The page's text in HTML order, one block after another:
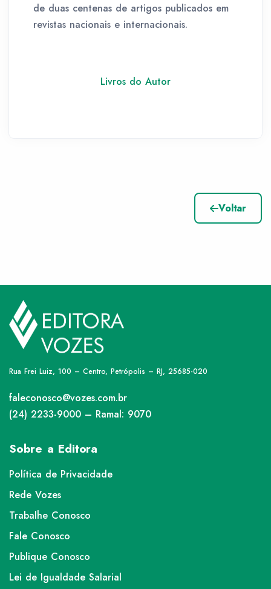
de duas centenas de artigos publicados em
revistas nacionais e internacionais.
Livros do Autor
Voltar
Rua Frei Luiz, 100 – Centro, Petrópolis – RJ, 25685-020
faleconosco@vozes.com.br
(24) 2233-9000 – Ramal: 9070
Sobre a Editora
Política de Privacidade
Rede Vozes
Trabalhe Conosco
Fale Conosco
Publique Conosco
Lei de Igualdade Salarial